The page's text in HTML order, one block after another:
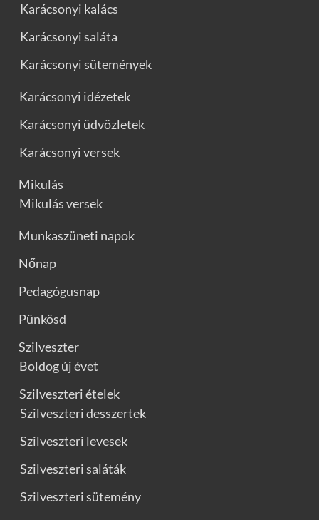
Karácsonyi kalács
Karácsonyi saláta
Karácsonyi sütemények
Karácsonyi idézetek
Karácsonyi üdvözletek
Karácsonyi versek
Mikulás
Mikulás versek
Munkaszüneti napok
Nőnap
Pedagógusnap
Pünkösd
Szilveszter
Boldog új évet
Szilveszteri ételek
Szilveszteri desszertek
Szilveszteri levesek
Szilveszteri saláták
Szilveszteri sütemény